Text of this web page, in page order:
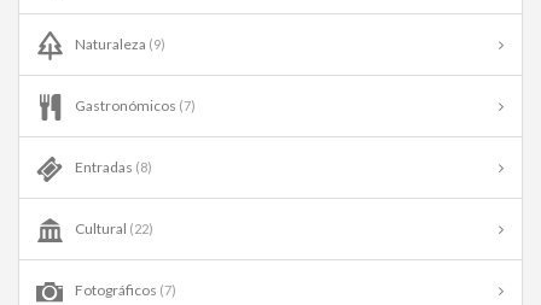
Naturaleza (9)
Gastronómicos (7)
Entradas (8)
Cultural (22)
Fotográficos (7)